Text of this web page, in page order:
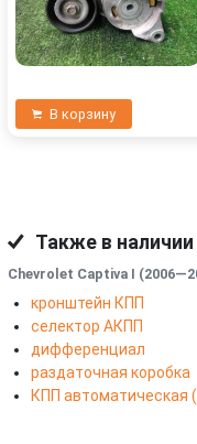
В корзину
Также в наличии
Chevrolet Captiva I
кронштейн КПП
селектор АКПП
дифференциал
раздаточная коробка
КПП автоматическая